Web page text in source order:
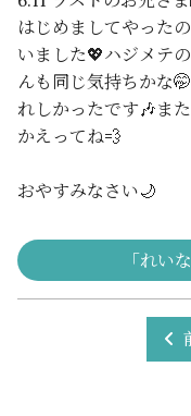
はじめましてやった
いました💖ハジメテ
んも同じ気持ちかな
れしかったです🎶ま
かえってね💨
おやすみなさい🌙
「れい